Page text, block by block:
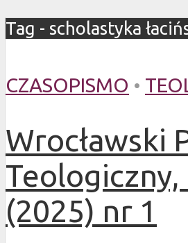
Tag - scholastyka
CZASOPISMO •
Wrocławski
Teologiczny,
(2025) nr 1